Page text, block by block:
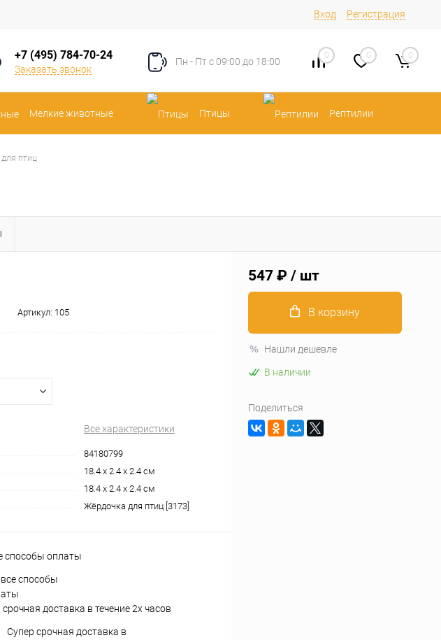
Вход Регистрация
+7 (495) 784-70-24
Заказать звонок
Пн - Пт с 09:00 до 18:00
0 0 0
Мелкие животные Птицы Рептилии
птиц
Артикул: 105
Все характеристики
84180799
18.4 х 2.4 х 2.4 см
18.4 х 2.4 х 2.4 см
Жёрдочка для птиц [3173]
способы
Супер срочная доставка в
547 ₽ / шт
В корзину
Нашли дешевле
В наличии
Поделиться